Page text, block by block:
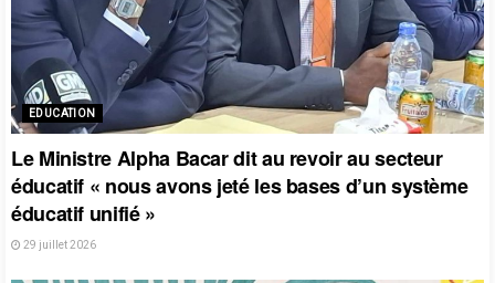
EDUCATION
Le Ministre Alpha Bacar dit au revoir au secteur
éducatif « nous avons jeté les bases d’un système
éducatif unifié »
29 juillet 2026